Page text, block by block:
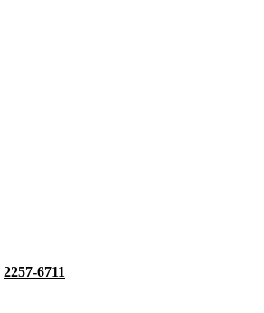
2257-6711